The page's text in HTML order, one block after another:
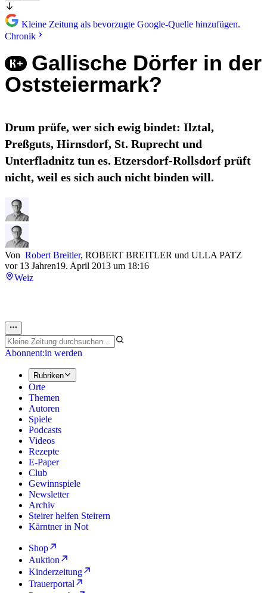
Kleine Zeitung als bevorzugte Google-Quelle hinzufügen.
Chronik
Gallische Dörfer in der
Oststeiermark?
Drum prüfe, wer sich ewig bindet: Ilztal,
Preßguts, Hirnsdorf, St. Ruprecht und
Unterfladnitz tun es. Etzersdorf-Rollsdorf prüft
nicht, weil es sich auch nicht binden will.
Von Robert Breitler, ROBERT BREITLER und ULLA PATZ
vor 13 Jahren19. April 2013 um 18:16
Weiz
Abonnent:in werden
Rubriken
Orte
Themen
Autoren
Spiele
Podcasts
Videos
Rezepte
E-Paper
Club
Gewinnspiele
Newsletter
Archiv
Steirer helfen Steirern
Kärntner in Not
Shop
Auktion
Kinderzeitung
Trauerportal